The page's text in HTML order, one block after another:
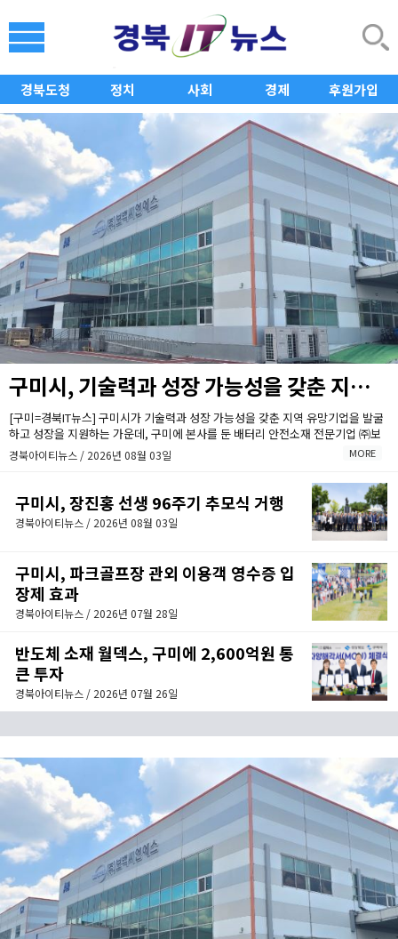
경북도청 정치 사회 경제 후원가입
구미시, 기술력과 성장 가능성을 갖춘 지역 유망기업 발굴·성장 지원
[구미=경북IT뉴스] 구미시가 기술력과 성장 가능성을 갖춘 지역 유망기업을 발굴
하고 성장을 지원하는 가운데, 구미에 본사를 둔 배터리 안전소재 전문기업 ㈜보
백씨엔에스(대표이사 서동조)가 누적 약 1,000억원 규모의 투자유치를 바탕으로
구미에 차세대 배터리 안전소재 양산거점을 구축한다.
MORE
경북아이티뉴스 / 2026년 08월 03일
구미시, 장진홍 선생 96주기 추모식 거행
경북아이티뉴스 / 2026년 08월 03일
구미시, 파크골프장 관외 이용객 영수증 입
장제 효과
경북아이티뉴스 / 2026년 07월 28일
반도체 소재 월덱스, 구미에 2,600억원 통
큰 투자
경북아이티뉴스 / 2026년 07월 26일